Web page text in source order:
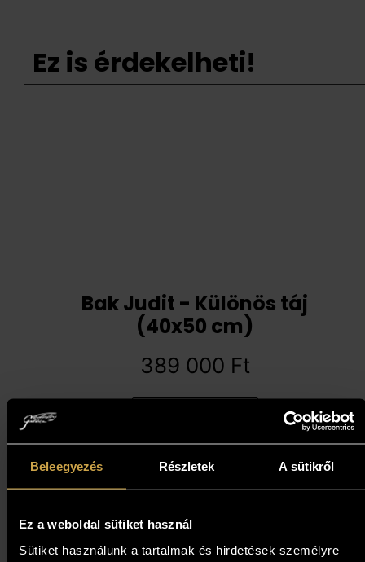
Beleegyezés Részletek A sütikről
Ez a weboldal sütiket használ
Sütiket használunk a tartalmak és hirdetések személyre
Ez is érdekelheti!
Bak Judit - Különös táj
(40x50 cm)
389 000 Ft